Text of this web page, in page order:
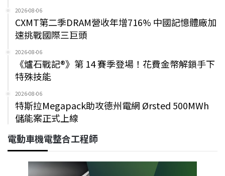
2026-08-06
CXMT第二季DRAM營收年增716% 中國記憶體廠加
速挑戰國際三巨頭
2026-08-06
《爐石戰記®》第 14 賽季登場！花費金幣解鎖手下
特殊技能
2026-08-06
特斯拉Megapack助攻德州電網 Ørsted 500MWh
儲能案正式上線
電動車機電整合工程師